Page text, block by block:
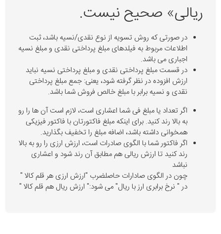
ریالی» صحیح نیست.
در صورتی که روش تسویه از نوع نقدی/نسیه باشد، ثبت
اطلاعات مربوط به فیلدهای مبلغ پرداختی نقدی و مبلغ نسیه
اجباری می باشد.
در قسمت مبلغ پرداختی نقدی و مبلغ پرداختی نسیه نباید
ارزش افزوده در نظر گرفته شود، یعنی: جمع مبلغ پرداختی
نقدی و نسیه برابر با مبلغ خالص فروش شما باشد.
اگر تعداد یا مبلغ فی شما اعشاری است، لازم است آن ها را رو
به بالا رند کنید. برای اینکه مبلغ فاکتورتان با فاکتور فیزیکی
همخوانی داشته باشد، اضافه مبلغ را تخفیف بگذارید.
اگر فاکتور شما با الگوی صادرات است، ارزش ارزی را رو به بالا
رند کنید تا ارزش ریالی هم مطابق آن رند شود و اعشاری
نباشد
چون در الگوی صادارات حاصلضرب "ارزش ارزی هر قلم کالا "
در " نرخ برابری ارز با ریال" می شود:" ارزش ریال هم قلم کالا "